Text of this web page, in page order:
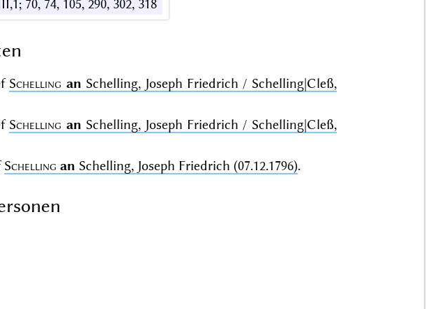
70, 74, 105, 290, 302, 318
Schelling an Schelling, Joseph Friedrich / Schelling|Cleß,
Schelling an Schelling, Joseph Friedrich / Schelling|Cleß,
Schelling an Schelling, Joseph Friedrich (07.12.1796).